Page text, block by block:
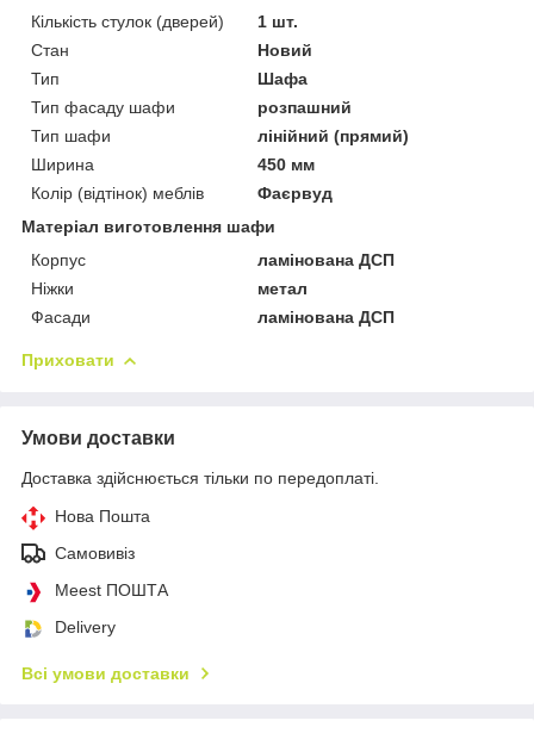
Кількість стулок (дверей)
1 шт.
Стан
Новий
Тип
Шафа
Тип фасаду шафи
розпашний
Тип шафи
лінійний (прямий)
Ширина
450 мм
Колір (відтінок) меблів
Фаєрвуд
Матеріал виготовлення шафи
Корпус
ламінована ДСП
Ніжки
метал
Фасади
ламінована ДСП
Приховати
Умови доставки
Доставка здійснюється тільки по передоплаті.
Нова Пошта
Самовивіз
Meest ПОШТА
Delivery
Всі умови доставки